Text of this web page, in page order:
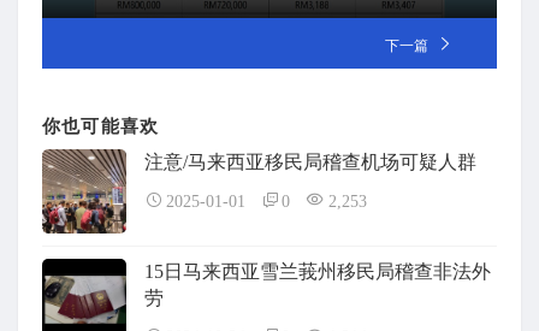
下一篇
你也可能喜欢
注意/马来西亚移民局稽查机场可疑人群
2025-01-01 0 2,253
15日马来西亚雪兰莪州移民局稽查非法外
劳